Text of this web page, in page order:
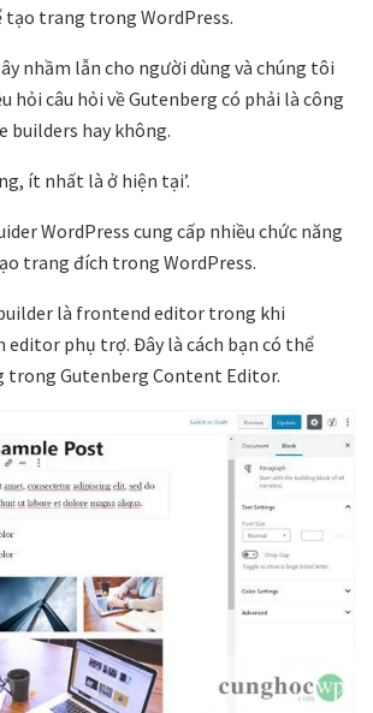
tạo trang trong WordPress.
nhầm lẫn cho người dùng và chúng tôi
hỏi câu hỏi về Gutenberg có phải là công
builders hay không.
ít nhất là ở hiện tại’.
WordPress cung cấp nhiều chức năng
trang đích trong WordPress.
là frontend editor trong khi
phụ trợ. Đây là cách bạn có thể
trong Gutenberg Content Editor.